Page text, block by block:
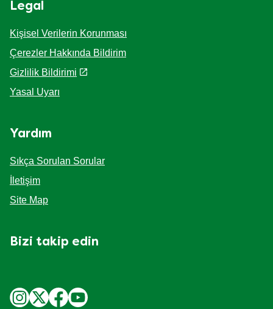
Legal
Kişisel Verilerin Korunması
Çerezler Hakkında Bildirim
Gizlilik Bildirimi
Cookie Settings
Sıkça Sorulan Sorular
İletişim